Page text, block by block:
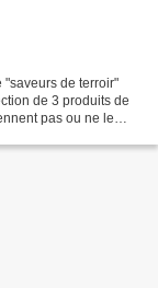
"saveurs de terroir"
de 3 produits de
pas ou ne le